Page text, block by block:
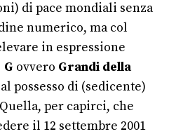
di pace mondiali senza
numerico, ma col
in espressione
G ovvero Grandi della
possesso di (sedicente)
per capirci, che
il 12 settembre 2001